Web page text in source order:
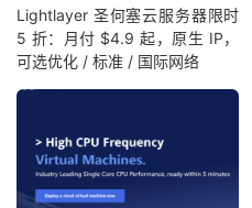
Lightlayer 圣何塞云服务器限时
5 折：月付 $4.9 起，原生 IP，
可选优化 / 标准 / 国际网络